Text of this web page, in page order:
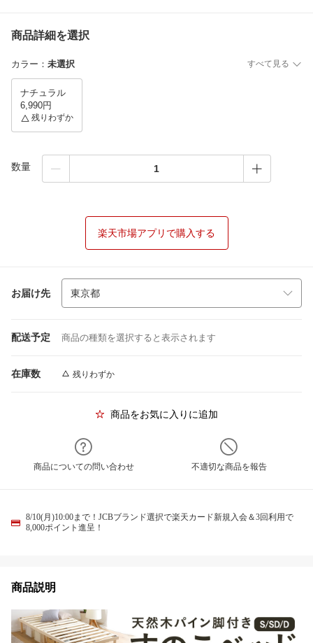
商品詳細を選択
カラー ： 未選択 すべて見る
ナチュラル
6,990円
残りわずか
数量
楽天市場アプリで購入する
お届け先
配送予定 商品の種類を選択すると表示されます
在庫数 残りわずか
商品をお気に入りに追加
商品についての問い合わせ 不適切な商品を報告
8/10(月)10:00まで！JCBブランド選択で楽天カード新規入会＆3回利用で
8,000ポイント進呈！
商品説明